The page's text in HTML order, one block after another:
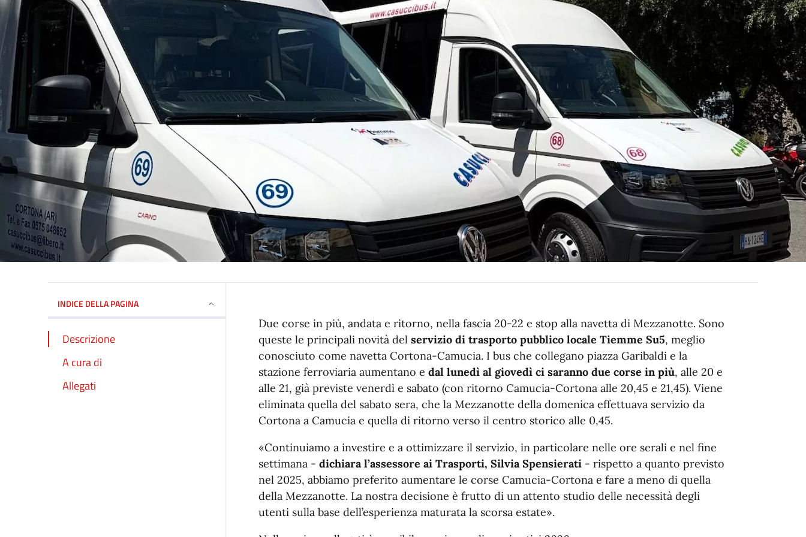
INDICE DELLA PAGINA
Descrizione
A cura di
Allegati
Due corse in più, andata e ritorno, nella fascia 20-22 e stop alla navetta di Mezzanotte. Sono
queste le principali novità del servizio di trasporto pubblico locale Tiemme Su5, meglio
conosciuto come navetta Cortona-Camucia. I bus che collegano piazza Garibaldi e la
stazione ferroviaria aumentano e dal lunedì al giovedì ci saranno due corse in più, alle 20 e
alle 21, già previste venerdì e sabato (con ritorno Camucia-Cortona alle 20,45 e 21,45). Viene
eliminata quella del sabato sera, che la Mezzanotte della domenica effettuava servizio da
Cortona a Camucia e quella di ritorno verso il centro storico alle 0,45.
«Continuiamo a investire e a ottimizzare il servizio, in particolare nelle ore serali e nel fine
settimana - dichiara l’assessore ai Trasporti, Silvia Spensierati - rispetto a quanto previsto
nel 2025, abbiamo preferito aumentare le corse Camucia-Cortona e fare a meno di quella
della Mezzanotte. La nostra decisione è frutto di un attento studio delle necessità degli
utenti sulla base dell’esperienza maturata la scorsa estate».